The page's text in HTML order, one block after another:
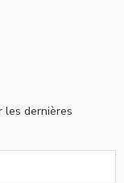
dernières